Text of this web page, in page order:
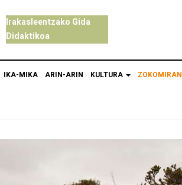
Irakasleentzako Gida
Didaktikoa
IKA-MIKA ARIN-ARIN KULTURA ZOKOMIRAN